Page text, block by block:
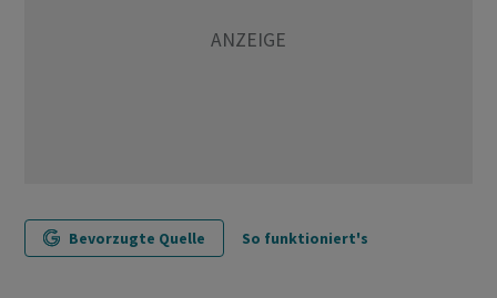
Bevorzugte Quelle So funktioniert's